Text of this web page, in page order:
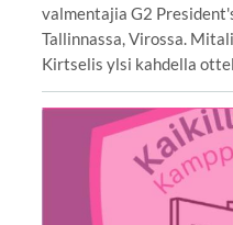
valmentajia G2
Tallinnassa, Virossa.
Kirtselis ylsi kahdella